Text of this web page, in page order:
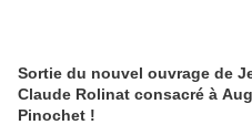
Sortie du nouvel ouvrage de
Claude Rolinat consacré à
Pinochet !